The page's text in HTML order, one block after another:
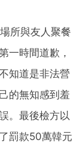
所與友人聚餐
一時間道歉，
知道是非法營
的無知感到羞
。最後檢方以
罰款50萬韓元